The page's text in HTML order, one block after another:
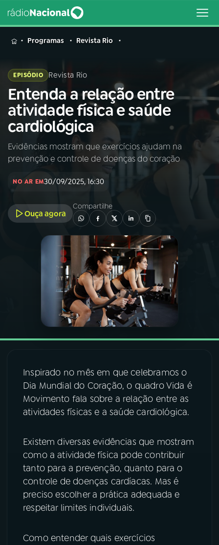
MENU
Buscar
na
Rádio
Nacional
Buscar
AO VIVO
INÍCIO
A RÁDIO
PROGRAMAÇÃO
PROGRAMAS
PODCASTS
06VIDEOCASTS
07ÚLTIMAS
08FESTIVAL DE MÚSICA
YouTube Facebook
Instagram X
TikTok
Programas Revista Rio
EPISÓDIO Revista Rio
Entenda a relação entre
atividade física e saúde
cardiológica
Evidências mostram que exercícios ajudam na
prevenção e controle de doenças do coração
NO AR EM30/09/2025, 16:30
Ouça agora
Compartilhe
Inspirado no mês em que celebramos o
Dia Mundial do Coração, o quadro Vida é
Movimento fala sobre a relação entre as
atividades físicas e a saúde cardiológica.
Existem diversas evidências que mostram
como a atividade física pode contribuir
tanto para a prevenção, quanto para o
controle de doenças cardíacas. Mas é
preciso escolher a prática adequada e
respeitar limites individuais.
Como entender quais exercícios